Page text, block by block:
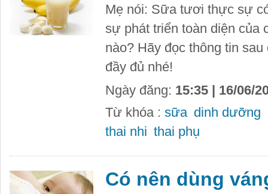
Mẹ nói: Sữa tươi thực sự
sự phát triển toàn diện của
nào? Hãy đọc thông tin
đầy đủ nhé!
Ngày đăng: 15:35 | 16/06/
Từ khóa : sữa dinh dưỡng
thai nhi thai phụ
Có nên dùng